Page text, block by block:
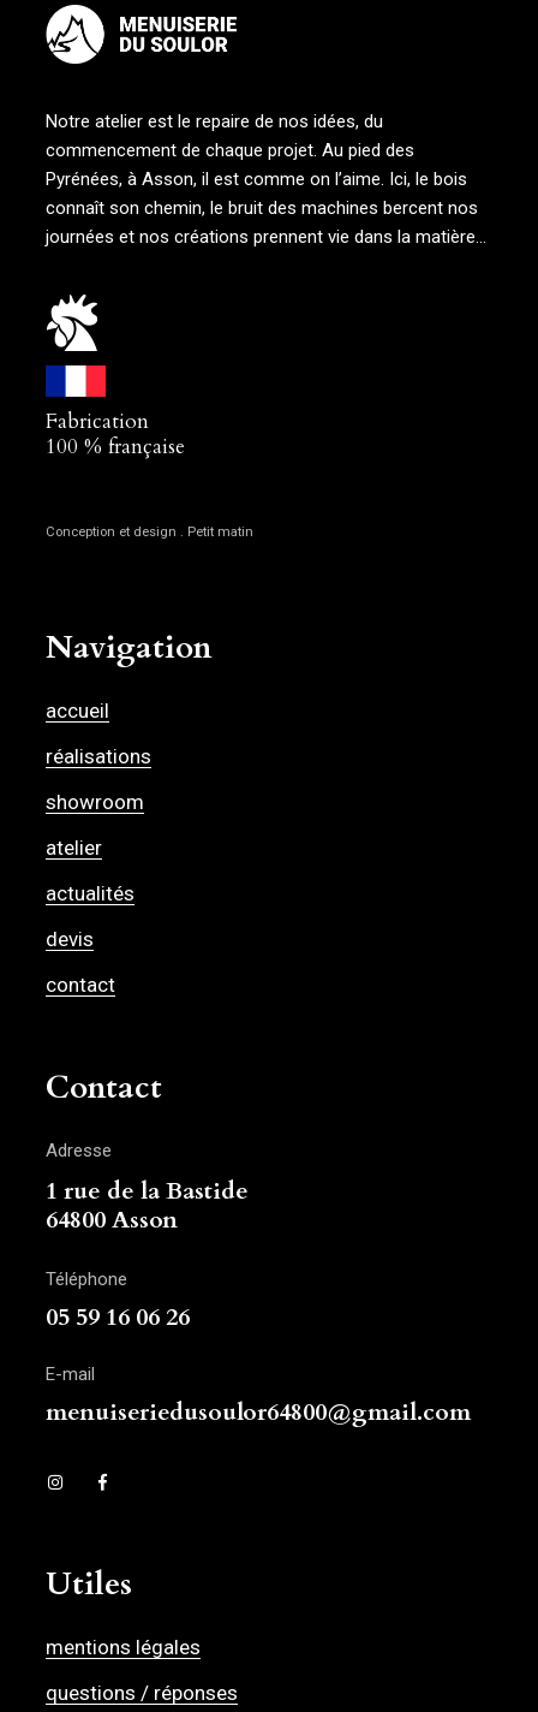
Notre atelier est le repaire de nos idées, du
commencement de chaque projet. Au pied des
Pyrénées, à Asson, il est comme on l’aime. Ici, le bois
connaît son chemin, le bruit des machines bercent nos
journées et nos créations prennent vie dans la matière…
Fabrication
100 % française
Conception et design . Petit matin
Navigation
accueil
réalisations
showroom
atelier
actualités
devis
contact
Contact
Adresse
1 rue de la Bastide
64800 Asson
Téléphone
05 59 16 06 26
E-mail
menuiseriedusoulor64800@gmail.com
Utiles
mentions légales
questions / réponses